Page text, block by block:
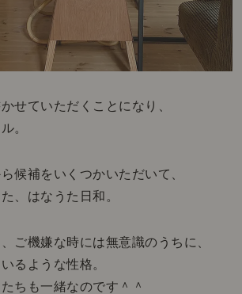
せていただくことになり、
。
候補をいくつかいただいて、
、はなうた日和。
ご機嫌な時には無意識のうちに、
るような性格。
たちも一緒なのです＾＾